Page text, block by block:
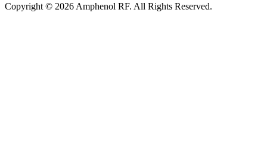
Copyright © 2026 Amphenol RF. All Rights Reserved.